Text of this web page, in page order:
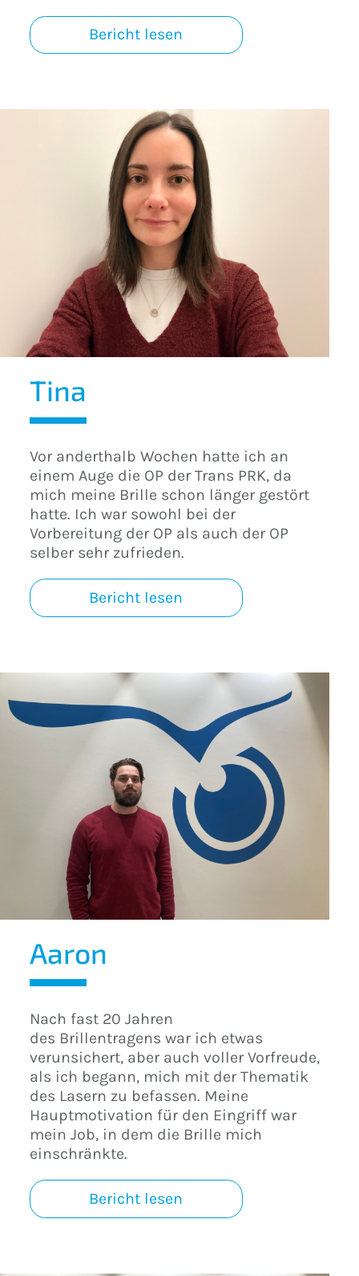
Bericht lesen
Tina
Vor anderthalb Wochen hatte ich an
einem Auge die OP der Trans PRK, da
mich meine Brille schon länger gestört
hatte. Ich war sowohl bei der
Vorbereitung der OP als auch der OP
selber sehr zufrieden.
Bericht lesen
Aaron
Nach fast 20 Jahren
des Brillentragens war ich etwas
verunsichert, aber auch voller Vorfreude,
als ich begann, mich mit der Thematik
des Lasern zu befassen. Meine
Hauptmotivation für den Eingriff war
mein Job, in dem die Brille mich
einschränkte.
Bericht lesen